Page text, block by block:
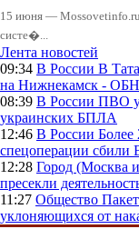
15 июня — Mossovetinfo.ru
систе�...
Лента новостей
09:34 В России В
на Нижнекамск -
08:39 В России ПВО
украинских БПЛА
12:46 В России Более
спецоперации
12:28 Город (Москва
пресекли
11:27 Общество
уклоняющихся от